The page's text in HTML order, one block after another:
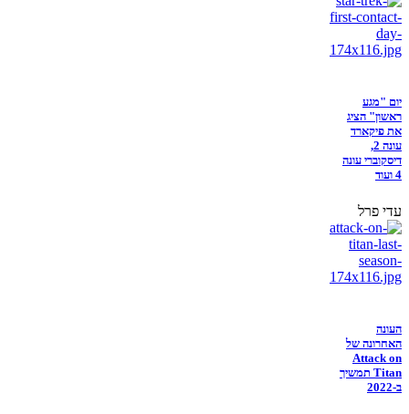
יום "מגע
ראשון" הציג
את פיקארד
עונה 2,
דיסקוברי עונה
4 ועוד
עדי פרל
העונה
האחרונה של
Attack on
Titan תמשיך
ב-2022